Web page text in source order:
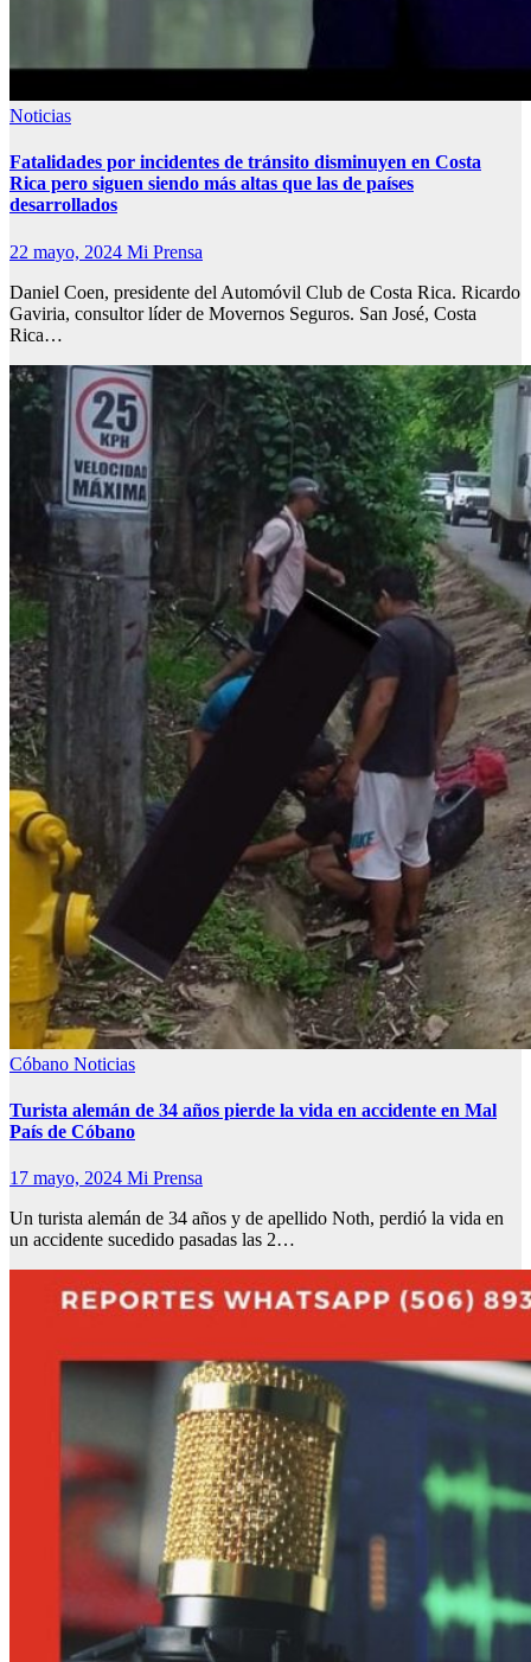
Noticias
Fatalidades por incidentes de tránsito disminuyen en Costa
Rica pero siguen siendo más altas que las de países
desarrollados
22 mayo, 2024 Mi Prensa
Daniel Coen, presidente del Automóvil Club de Costa Rica. Ricardo
Gaviria, consultor líder de Movernos Seguros. San José, Costa
Rica…
Cóbano Noticias
Turista alemán de 34 años pierde la vida en accidente en Mal
País de Cóbano
17 mayo, 2024 Mi Prensa
Un turista alemán de 34 años y de apellido Noth, perdió la vida en
un accidente sucedido pasadas las 2…